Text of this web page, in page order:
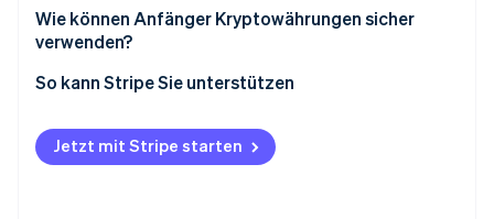
Nicht-Depot-Wallets
Wie können Anfänger Kryptowährungen sicher
verwenden?
So kann Stripe Sie unterstützen
Jetzt mit Stripe starten